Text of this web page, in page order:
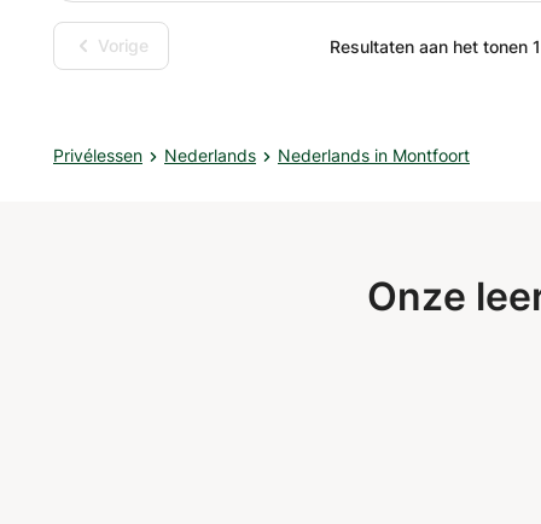
verbeteren voor werk, studie of dagelijks
oefeningen, korte dialogen en
effectief leren Nederlands kan
Vorige Resultaten aan het tonen
Privélessen Nederlands Nederlands in Montfoort
Onze